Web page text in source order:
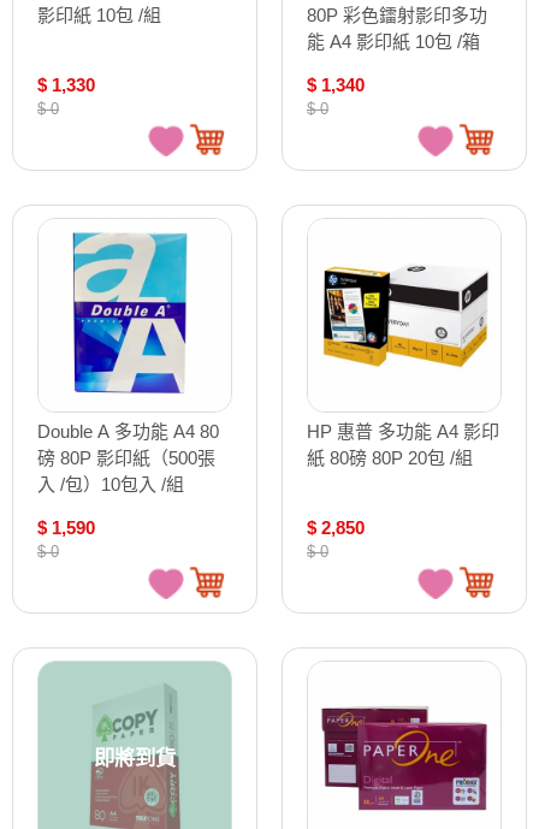
影印紙 10包 /組
$ 1,330
$ 0
80P 彩色鐳射影印多功
能 A4 影印紙 10包 /箱
$ 1,340
$ 0
Double A 多功能 A4 80
磅 80P 影印紙（500張
入 /包）10包入 /組
$ 1,590
$ 0
HP 惠普 多功能 A4 影印
紙 80磅 80P 20包 /組
$ 2,850
$ 0
即將到貨